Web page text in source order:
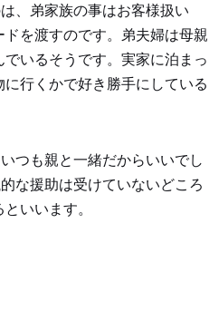
、弟家族の事はお客様扱い
を渡すのです。弟夫婦は母親
いるそうです。実家に泊まっ
行くかで好き勝手にしている
つも親と一緒だからいいでし
な援助は受けていないどころ
いいます。